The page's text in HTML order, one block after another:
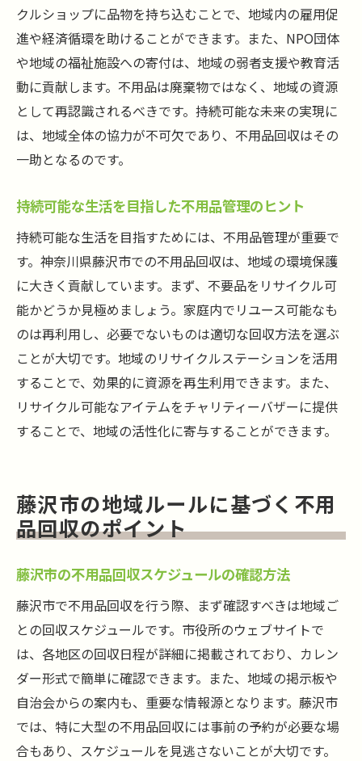
クルショップに品物を持ち込むことで、地域内の雇用促
進や経済循環を助けることができます。また、NPO団体
や地域の福祉施設への寄付は、地域の弱者支援や教育活
動に貢献します。不用品は廃棄物ではなく、地域の資源
として再認識されるべきです。持続可能な未来の実現に
は、地域全体の協力が不可欠であり、不用品回収はその
一助となるのです。
持続可能な生活を目指した不用品管理のヒント
持続可能な生活を目指すためには、不用品管理が重要で
す。神奈川県藤沢市での不用品回収は、地域の環境保護
に大きく貢献しています。まず、不要品をリサイクル可
能かどうか見極めましょう。家庭内でリユース可能なも
のは再利用し、必要でないものは適切な回収方法を選ぶ
ことが大切です。地域のリサイクルステーションを活用
することで、効果的に資源を再生利用できます。また、
リサイクル可能なアイテムをチャリティーバザーに提供
することで、地域の活性化に寄与することができます。
藤沢市の地域ルールに基づく不用
品回収のポイント
藤沢市の不用品回収スケジュールの確認方法
藤沢市で不用品回収を行う際、まず確認すべきは地域ご
との回収スケジュールです。市役所のウェブサイトで
は、各地区の回収日程が詳細に掲載されており、カレン
ダー形式で簡単に確認できます。また、地域の掲示板や
自治会からの案内も、重要な情報源となります。藤沢市
では、特に大型の不用品回収には事前の予約が必要な場
合もあり、スケジュールを見逃さないことが大切です。